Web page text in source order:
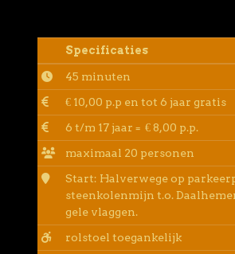
Specificaties
45 minuten
€ 10,00 p.p en tot 6 jaar gratis
6 t/m 17 jaar = € 8,00 p.p.
maximaal 20 personen
Start: Halverwege op
steenkolenmijn t.o.
gele vlaggen.
rolstoel toegankelijk